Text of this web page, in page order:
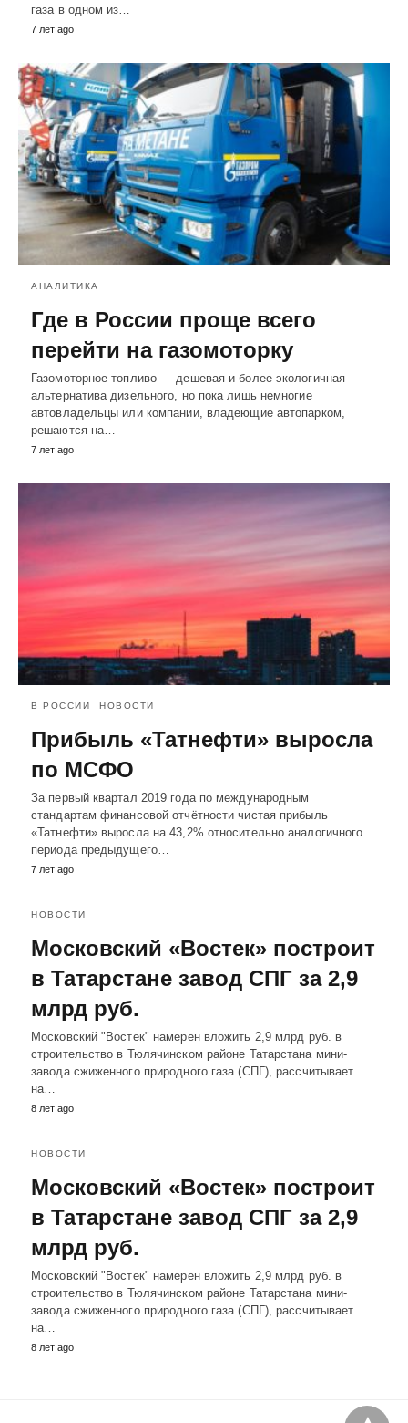
газа в одном из…
7 лет ago
АНАЛИТИКА
Где в России проще всего
перейти на газомоторку
Газомоторное топливо — дешевая и более экологичная
альтернатива дизельного, но пока лишь немногие
автовладельцы или компании, владеющие автопарком,
решаются на…
7 лет ago
В РОССИИ НОВОСТИ
Прибыль «Татнефти» выросла
по МСФО
За первый квартал 2019 года по международным
стандартам финансовой отчётности чистая прибыль
«Татнефти» выросла на 43,2% относительно аналогичного
периода предыдущего…
7 лет ago
НОВОСТИ
Московский «Востек» построит
в Татарстане завод СПГ за 2,9
млрд руб.
Московский "Востек" намерен вложить 2,9 млрд руб. в
строительство в Тюлячинском районе Татарстана мини-
завода сжиженного природного газа (СПГ), рассчитывает
на…
8 лет ago
НОВОСТИ
Московский «Востек» построит
в Татарстане завод СПГ за 2,9
млрд руб.
Московский "Востек" намерен вложить 2,9 млрд руб. в
строительство в Тюлячинском районе Татарстана мини-
завода сжиженного природного газа (СПГ), рассчитывает
на…
8 лет ago